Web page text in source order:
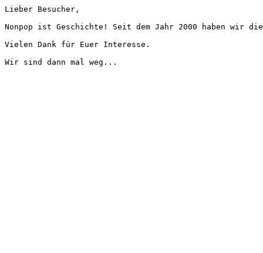
Lieber Besucher,
Nonpop ist Geschichte! Seit dem Jahr 2000 haben wir
Vielen Dank für Euer Interesse.
Wir sind dann mal weg...